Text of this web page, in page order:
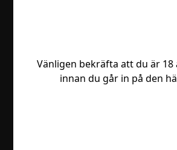
Vänligen bekräfta att du är 18
innan du går in på den